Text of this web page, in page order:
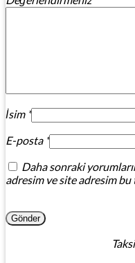
İsim *
E-posta *
Daha sonraki
adresim ve site adresim bu